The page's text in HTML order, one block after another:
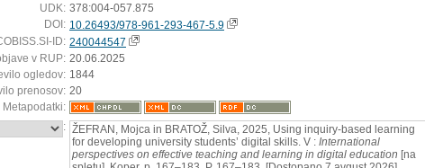
UDK: 378:004-057.875
DOI: 10.26493/978-961-293-467-5.9
ID: 240044547
v RUP: 20.06.2025
ogledov: 1844
prenosov: 20
Metapodatki:
: ŽEFRAN, Mojca in BRATOŽ, Silva, 2025, Using inquiry-based learning
for developing university students’ digital skills. V : International
perspectives on effective teaching and learning in digital education [na